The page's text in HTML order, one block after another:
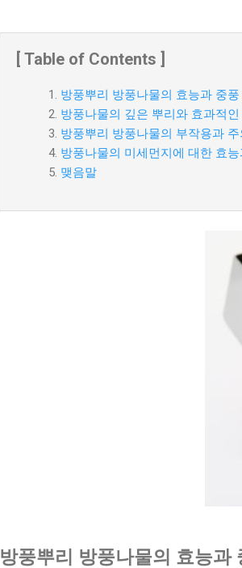
[ Table of Contents ]
방풍뿌리 방풍나물의 효능과 중
방풍나물의 깊은 뿌리와 효과적
방풍뿌리 방풍나물의 부작용과
방풍나물의 미세먼지에 대한 효
맺음말
방풍뿌리 방풍나물의 효능과